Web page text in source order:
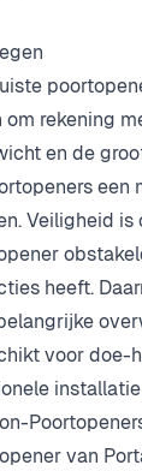
rekening
en de
een
Veiligheid is
heeft.
voor doe-
van